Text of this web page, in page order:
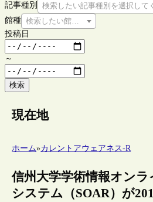
記事種別
検索したい記事種別を選択して
館種 検索したい館種を選択してください
投稿日
～
検索
現在地
ホーム»カレントアウェアネス-R
信州大学学術情報オンラ
システム（SOAR）が